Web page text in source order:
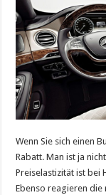
Wenn Sie sich einen
Rabatt. Man ist ja
Preiselastizität ist bei
Ebenso reagieren